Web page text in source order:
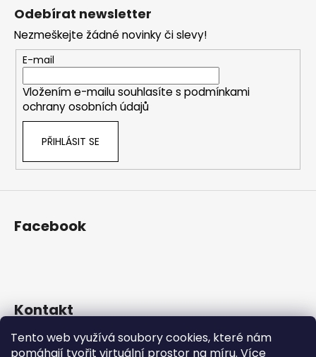
Tento web využívá soubory cookies, které nám
pomáhají tvořit virtuální prostor na míru. Více
a
c
í
p
r
ý
p
Odebírat newsletter
Nezmeškejte žádné novinky či slevy!
E-mail
Vložením e-mailu souhlasíte s podmínkami
ochrany osobních údajů
PŘIHLÁSIT SE
Facebook
Kontakt
eshop@prosekarna.cz